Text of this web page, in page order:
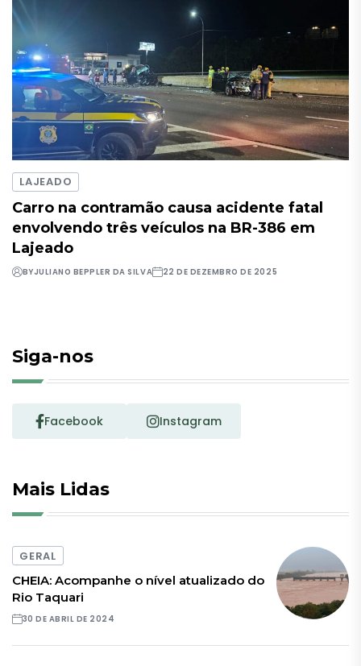
LAJEADO
Carro na contramão causa acidente fatal
envolvendo três veículos na BR-386 em
Lajeado
BYJULIANO BEPPLER DA SILVA 22 DE DEZEMBRO DE 2025
Siga-nos
Facebook Instagram
Mais Lidas
GERAL
CHEIA: Acompanhe o nível atualizado do
Rio Taquari
30 DE ABRIL DE 2024